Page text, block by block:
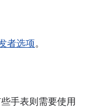
者选项。
手表则需要使用